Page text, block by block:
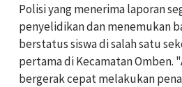
Polisi yang menerima laporan
penyelidikan dan menemukan
berstatus siswa di salah satu
pertama di Kecamatan Omben.
bergerak cepat melakukan